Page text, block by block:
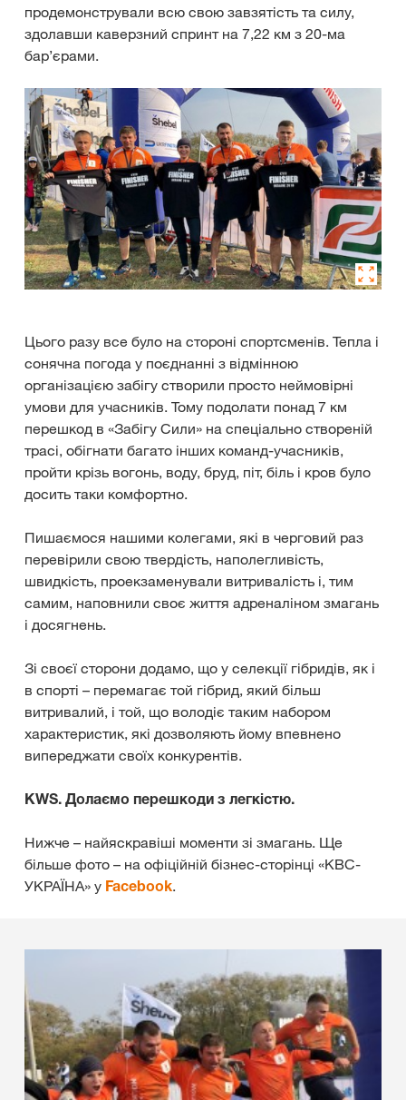
продемонстрували всю свою завзятість та силу,
здолавши каверзний спринт на 7,22 км з 20-ма
бар’єрами.
Цього разу все було на стороні спортсменів. Тепла і
сонячна погода у поєднанні з відмінною
організацією забігу створили просто неймовірні
умови для учасників. Тому подолати понад 7 км
перешкод в «Забігу Сили» на спеціально створеній
трасі, обігнати багато інших команд-учасників,
пройти крізь вогонь, воду, бруд, піт, біль і кров було
досить таки комфортно.
Пишаємося нашими колегами, які в черговий раз
перевірили свою твердість, наполегливість,
швидкість, проекзаменували витривалість і, тим
самим, наповнили своє життя адреналіном змагань
і досягнень.
Зі своєї сторони додамо, що у селекції гібридів, як і
в спорті – перемагає той гібрид, який більш
витривалий, і той, що володіє таким набором
характеристик, які дозволяють йому впевнено
випереджати своїх конкурентів.
KWS. Долаємо перешкоди з легкістю.
Нижче – найяскравіші моменти зі змагань. Ще
більше фото – на офіційній бізнес-сторінці «КВС-
УКРАЇНА» у Facebook.